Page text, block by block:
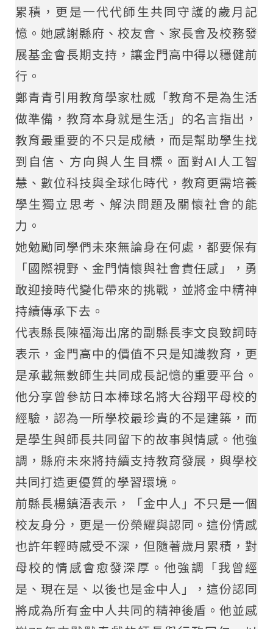
累積，更是一代代師生共同守護的歲月記
憶。她感謝縣府、校友會、家長會及校務發
展基金會長期支持，讓金門高中得以穩健前
行。
鄭青青引用教育學家杜威「教育不是為生活
做準備，教育本身就是生活」的名言指出，
教育最重要的不只是成績，而是幫助學生找
到自信、方向與人生目標。面對AI人工智
慧、數位科技與全球化時代，教育更需培養
學生獨立思考、解決問題及關懷社會的能
力。
她勉勵同學們未來無論身在何處，都要保有
「國際視野、金門情懷與社會責任感」，勇
敢迎接時代變化帶來的挑戰，並將金中精神
持續傳承下去。
代表縣長陳福海出席的副縣長李文良致詞時
表示，金門高中的價值不只是知識教育，更
是承載無數師生共同成長記憶的重要平台。
他分享曾參訪日本棒球名將大谷翔平母校的
經驗，認為一所學校最珍貴的不是建築，而
是學生與師長共同留下的故事與情感。他強
調，縣府未來將持續支持教育發展，與學校
共同打造更優質的學習環境。
前縣長楊鎮浯表示，「金中人」不只是一個
校友身分，更是一份榮耀與認同。這份情感
也許年輕時感受不深，但隨著歲月累積，對
母校的情感會愈發深厚。他強調「我曾經
是、現在是、以後也是金中人」，這份認同
將成為所有金中人共同的精神後盾。他並感